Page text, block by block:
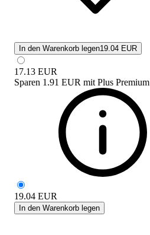
In den Warenkorb legen19.04 EUR
17.13 EUR
Sparen 1.91 EUR mit Plus Premium
19.04 EUR
In den Warenkorb legen